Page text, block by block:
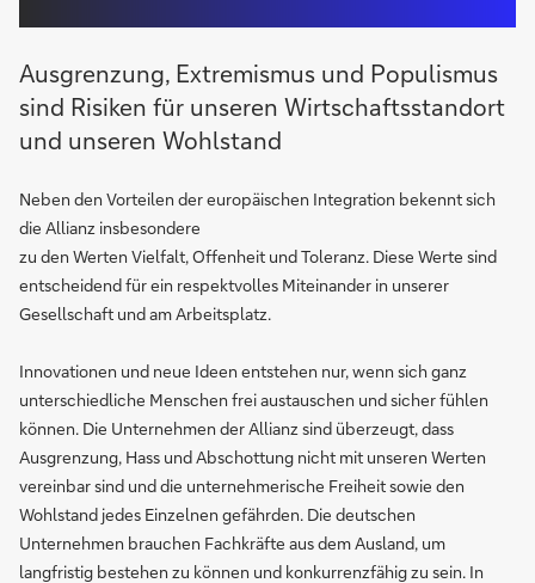
Ausgrenzung, Extremismus und Populismus
sind Risiken für unseren Wirtschaftsstandort
und unseren Wohlstand
Neben den Vorteilen der europäischen Integration bekennt sich
die Allianz insbesondere
zu den Werten Vielfalt, Offenheit und Toleranz. Diese Werte sind
entscheidend für ein respektvolles Miteinander in unserer
Gesellschaft und am Arbeitsplatz.
Innovationen und neue Ideen entstehen nur, wenn sich ganz
unterschiedliche Menschen frei austauschen und sicher fühlen
können. Die Unternehmen der Allianz sind überzeugt, dass
Ausgrenzung, Hass und Abschottung nicht mit unseren Werten
vereinbar sind und die unternehmerische Freiheit sowie den
Wohlstand jedes Einzelnen gefährden. Die deutschen
Unternehmen brauchen Fachkräfte aus dem Ausland, um
langfristig bestehen zu können und konkurrenzfähig zu sein. In